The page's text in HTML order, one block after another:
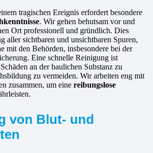
tragischen Ereignis erfordert besondere
. Wir gehen behutsam vor und
Ort professionell und gründlich. Dies
aller sichtbaren und unsichtbaren Spuren,
mit den Behörden, insbesondere bei der
Eine schnelle Reinigung ist
an der baulichen Substanz zu
zu vermeiden. Wir arbeiten eng mit
zusammen, um eine reibungslose
von Blut- und